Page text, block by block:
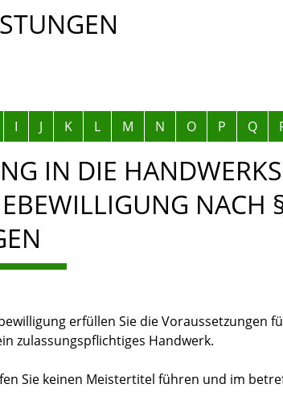
überspringen
I J K L M N O P Q
IN DIE
NACH
erfüllen Sie die Voraussetzungen
zulassungspflichtiges Handwerk.
Sie keinen Meistertitel führen und im